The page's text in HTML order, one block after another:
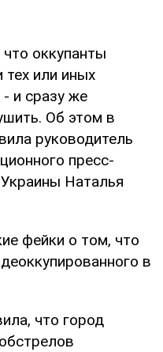
оккупанты
тех или иных
и сразу же
Об этом в
руководитель
пресс-
Наталья
фейки о том, что
в
что город